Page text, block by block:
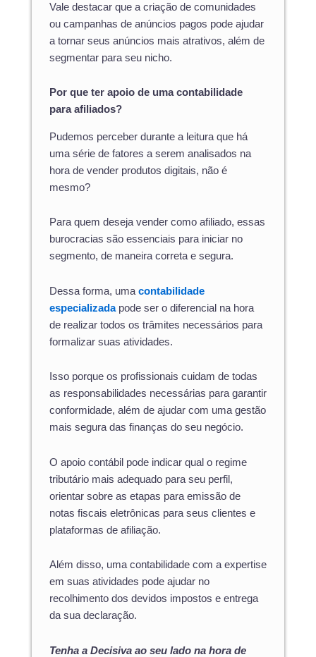
Vale destacar que a criação de comunidades
ou campanhas de anúncios pagos pode ajudar
a tornar seus anúncios mais atrativos, além de
segmentar para seu nicho.
Por que ter apoio de uma contabilidade
para afiliados?
Pudemos perceber durante a leitura que há
uma série de fatores a serem analisados na
hora de vender produtos digitais, não é
mesmo?
Para quem deseja vender como afiliado, essas
burocracias são essenciais para iniciar no
segmento, de maneira correta e segura.
Dessa forma, uma contabilidade
especializadapode ser o diferencial na hora
de realizar todos os trâmites necessários para
formalizar suas atividades.
Isso porque os profissionais cuidam de todas
as responsabilidades necessárias para garantir
conformidade, além de ajudar com uma gestão
mais segura das finanças do seu negócio.
O apoio contábil pode indicar qual o regime
tributário mais adequado para seu perfil,
orientar sobre as etapas para emissão de
notas fiscais eletrônicas para seus clientes e
plataformas de afiliação.
Além disso, uma contabilidade com a expertise
em suas atividades pode ajudar no
recolhimento dos devidos impostos e entrega
da sua declaração.
Tenha a Decisiva ao seu lado na hora de